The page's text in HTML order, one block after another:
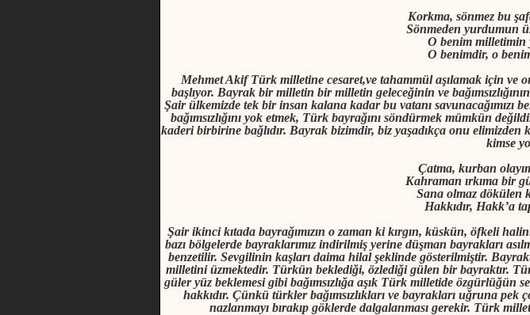
Korkma, sönmez bu
Sönmeden yurdumun
O benim milletimin
O benimdir, o
Mehmet Akif Türk milletine cesaret,ve tahammül aşılamak için
başlıyor. Bayrak bir milletin bir milletin geleceğinin ve
Şair ülkemizde tek bir insan kalana kadar bu vatanı
bağımsızlığını yok etmek, Türk bayrağını söndürmek mümkün
kaderi birbirine bağlıdır. Bayrak bizimdir, biz yaşadıkça onu
kimse
Çatma, kurban
Kahraman ırkıma bir
Sana olmaz dökülen
Hakkıdır, Hakk’a
Şair ikinci kıtada bayrağımızın o zaman ki kırgın, küskün, öfkeli
bazı bölgelerde bayraklarımız indirilmiş yerine düşman bayrakları
benzetilir. Sevgilinin kaşları daima hilal şeklinde gösterilmiştir.
milletini üzmektedir. Türkün beklediği, özlediği gülen bir bayraktır.
güler yüz beklemesi gibi bağımsızlığa aşık Türk milletide
hakkıdır. Çünkü türkler bağımsızlıkları ve bayrakları uğruna
nazlanmayı bırakıp göklerde dalgalanması gerekir. Türk